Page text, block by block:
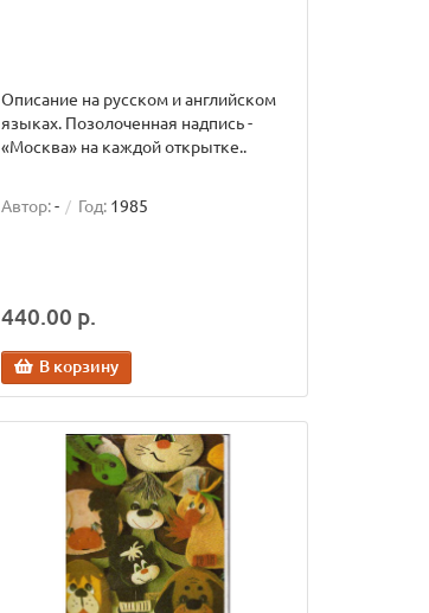
Описание на русском и английском
языках. Позолоченная надпись -
«Москва» на каждой открытке..
Автор:- Год: 1985
440.00 р.
В корзину